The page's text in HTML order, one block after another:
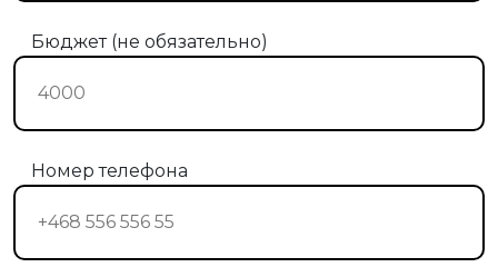
Бюджет (не обязательно)
Номер телефона